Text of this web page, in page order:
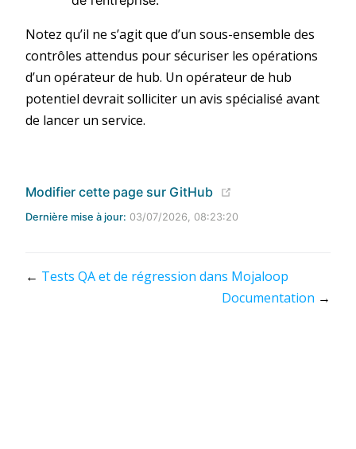
Notez qu’il ne s’agit que d’un sous-ensemble des
contrôles attendus pour sécuriser les opérations
d’un opérateur de hub. Un opérateur de hub
potentiel devrait solliciter un avis spécialisé avant
de lancer un service.
Modifier cette page sur GitHub
Dernière mise à jour: 03/07/2026, 08:23:20
← Tests QA et de régression dans Mojaloop
Documentation →